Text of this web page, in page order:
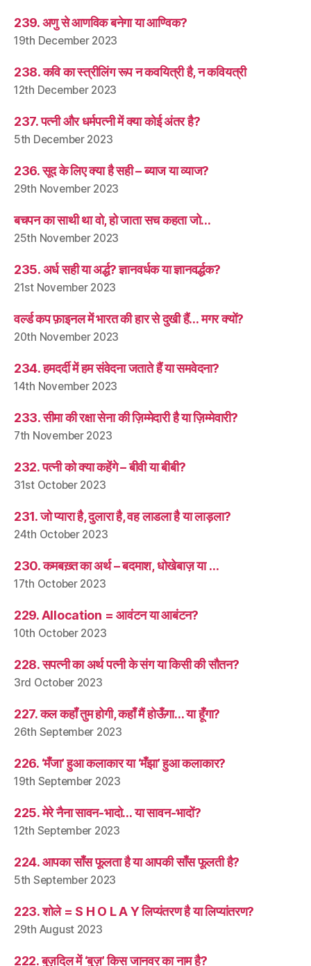
239. अणु से आणविक बनेगा या आण्विक?
19th December 2023
238. कवि का स्त्रीलिंग रूप न कवयित्री है, न कवियत्री
12th December 2023
237. पत्नी और धर्मपत्नी में क्या कोई अंतर है?
5th December 2023
236. सूद के लिए क्या है सही – ब्याज या व्याज?
29th November 2023
बचपन का साथी था वो, हो जाता सच कहता जो…
25th November 2023
235. अर्ध सही या अर्द्ध? ज्ञानवर्धक या ज्ञानवर्द्धक?
21st November 2023
वर्ल्ड कप फ़ाइनल में भारत की हार से दुखी हैं… मगर क्यों?
20th November 2023
234. हमदर्दी में हम संवेदना जताते हैं या समवेदना?
14th November 2023
233. सीमा की रक्षा सेना की ज़िम्मेदारी है या ज़िम्मेवारी?
7th November 2023
232. पत्नी को क्या कहेंगे – बीवी या बीबी?
31st October 2023
231. जो प्यारा है, दुलारा है, वह लाडला है या लाड़ला?
24th October 2023
230. कमबख़्त का अर्थ – बदमाश, धोखेबाज़ या …
17th October 2023
229. Allocation = आवंटन या आबंटन?
10th October 2023
228. सपत्नी का अर्थ पत्नी के संग या किसी की सौतन?
3rd October 2023
227. कल कहाँ तुम होगी, कहाँ मैं होऊँगा… या हूँगा?
26th September 2023
226. ‘मँजा’ हुआ कलाकार या ‘मँझा’ हुआ कलाकार?
19th September 2023
225. मेरे नैना सावन-भादो… या सावन-भादों?
12th September 2023
224. आपका साँस फूलता है या आपकी साँस फूलती है?
5th September 2023
223. शोले = S H O L A Y लिप्यंतरण है या लिप्यांतरण?
29th August 2023
222. बुज़दिल में ‘बुज़’ किस जानवर का नाम है?